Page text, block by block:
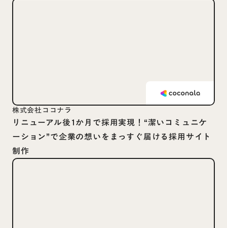
株式会社ココナラ
リニューアル後1か月で採用実現！“潔いコミュニケ
ーション”で企業の想いをまっすぐ届ける採用サイト
制作